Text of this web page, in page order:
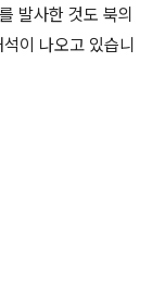
발사한 것도 북의
이 나오고 있습니